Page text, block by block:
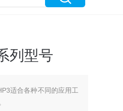
列型号
适合各种不同的应用工